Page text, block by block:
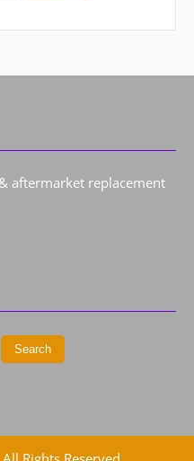
aftermarket replacement